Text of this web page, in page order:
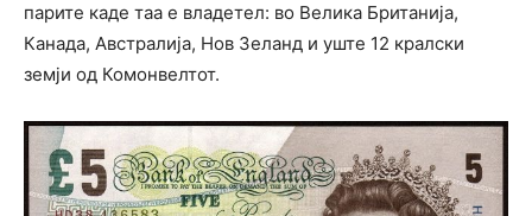
парите каде таа е владетел: во Велика Британија,
Канада, Австралија, Нов Зеланд и уште 12 кралски
земји од Комонвелтот.